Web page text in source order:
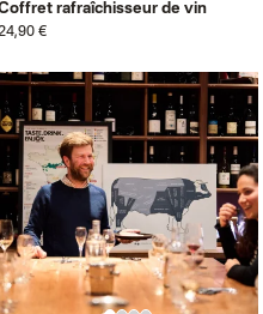
rafraîchisseur de vin
€